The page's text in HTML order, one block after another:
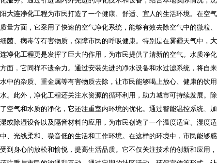
阳大连净化工程为市民打造了一个健康、舒适、宜人的生活环境。在空气
质量方面，它采用了快速的空气净化系统，能够有效去除空气中的微粒、
细菌、病毒等有害物质，保障市民的呼吸健康。特别是在雾霾天气中， 大
连净化工程更是发挥了巨大的作用，为市民提供了清新的空气。水质净化
方面，它同样不遗余力。通过安装先进的净水设备和水过滤系统，将自来
水中的杂质、重金属等有害物质去除，让市民能够喝上放心、健康的饮用
水。此外，净化工程还关注水资源的循环利用，助力城市可持续发展。除
了空气和水质的净化，它还注重室内环境的优化。通过智能温控系统、加
湿或除湿设备以及隔音材料的应用，为市民创造了一个温度适宜、湿度适
中、光线柔和、噪音低的生活和工作环境。在这样的环境中，市民能够感
受到身心的放松和愉悦，提高生活品质。它不仅关注技术的创新和应用，